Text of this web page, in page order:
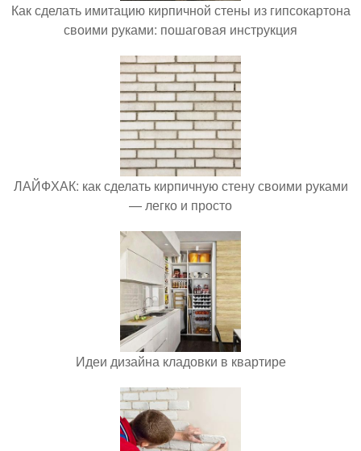
Как сделать имитацию кирпичной стены из гипсокартона
своими руками: пошаговая инструкция
ЛАЙФХАК: как сделать кирпичную стену своими руками
— легко и просто
Идеи дизайна кладовки в квартире